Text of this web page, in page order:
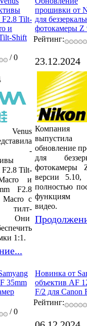
F2.8 Tilt-
и
Shift
/ 0
Venus
-
F2.8 Tilt-
и
F2.8
с
тилт-
Они
1:1.
прошивки от
для
фотокамеры Z
Рейтинг:
23.12.2024
Компания
выпустила
обновление
для
версии 5.10,
полностью
функциям
видео.
35mm
/ 0
Новинка от
объектив AF
F/2 для Canon
Рейтинг: